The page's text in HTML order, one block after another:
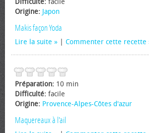
Difficulté: facile
Origine: Japon
Makis façon Yoda
Lire la suite Commenter cette recette
Préparation: 10 min
Difficulté: facile
Origine: Provence-Alpes-Côtes d'azur
Maquereaux à l'ail